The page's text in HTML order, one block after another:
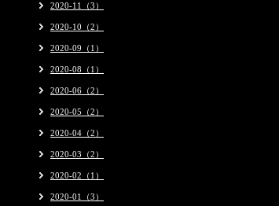
2020-11（3）
2020-10（2）
2020-09（1）
2020-08（1）
2020-06（2）
2020-05（2）
2020-04（2）
2020-03（2）
2020-02（1）
2020-01（3）